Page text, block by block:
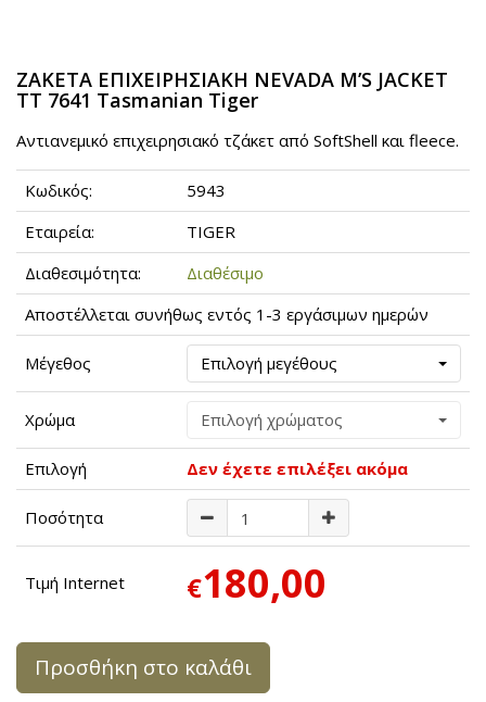
ΖΑΚΕΤΑ ΕΠΙΧΕΙΡΗΣΙΑΚΗ NEVADA M’S JACKET
TT 7641 Tasmanian Tiger
Αντιανεμικό επιχειρησιακό τζάκετ από SoftShell και fleece.
Κωδικός:
5943
Εταιρεία:
TIGER
Διαθεσιμότητα:
Διαθέσιμο
Αποστέλλεται συνήθως εντός 1-3 εργάσιμων ημερών
Μέγεθος Επιλογή μεγέθους
Χρώμα Επιλογή χρώματος
Επιλογή Δεν έχετε επιλέξει ακόμα
Ποσότητα
Τιμή Internet €180,00
Προσθήκη στο καλάθι